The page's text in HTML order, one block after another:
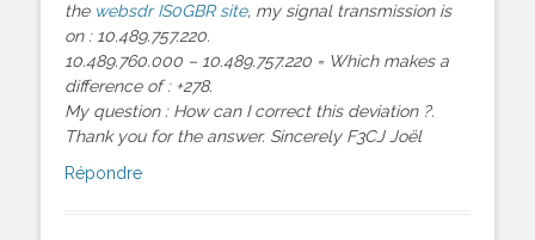
the websdr IS0GBR site, my signal transmission is
on : 10.489.757.220.
10.489.760.000 – 10.489.757.220 = Which makes a
difference of : +278.
My question : How can I correct this deviation ?.
Thank you for the answer. Sincerely F3CJ Joël
Répondre